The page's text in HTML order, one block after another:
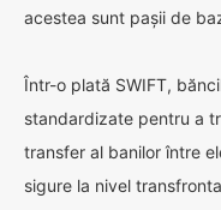
acestea sunt pașii de
Într-o plată SWIFT,
standardizate pentru a
transfer al banilor între
sigure la nivel